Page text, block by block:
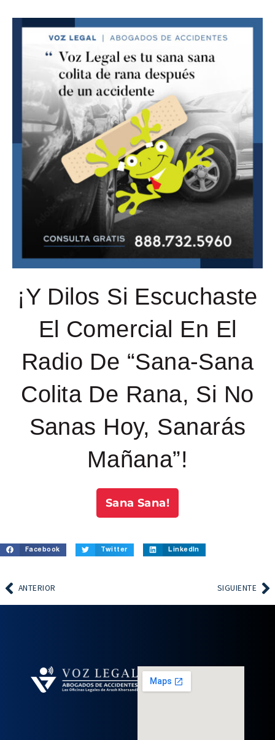
¡Y Dilos Si Escuchaste
El Comercial En El
Radio De “Sana-Sana
Colita De Rana, Si No
Sanas Hoy, Sanarás
Mañana”!
Sana Sana!
Facebook Twitter LinkedIn
ANTERIOR SIGUIENTE